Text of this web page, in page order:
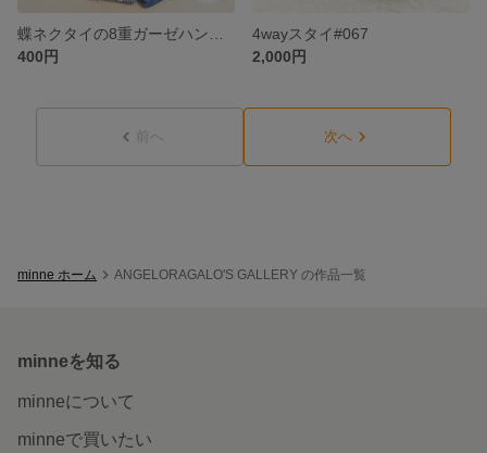
400円
4wayスタイ#067
2,000円
前へ 次へ
minne ホーム ANGELORAGALO'S GALLERY の作品一覧
minneを知る
minneについて
minneで買いたい